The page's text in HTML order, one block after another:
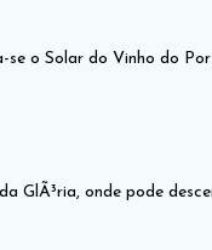
o Solar do Vinho do
GlÃ³ria, onde pode